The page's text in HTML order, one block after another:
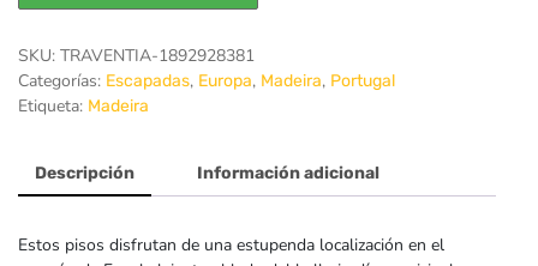
SKU: TRAVENTIA-1892928381
Categorías: Escapadas, Europa, Madeira, Portugal
Etiqueta: Madeira
Descripción Información adicional
Estos pisos disfrutan de una estupenda localización en el